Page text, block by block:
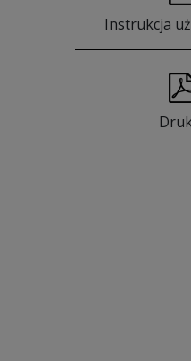
Instrukcja